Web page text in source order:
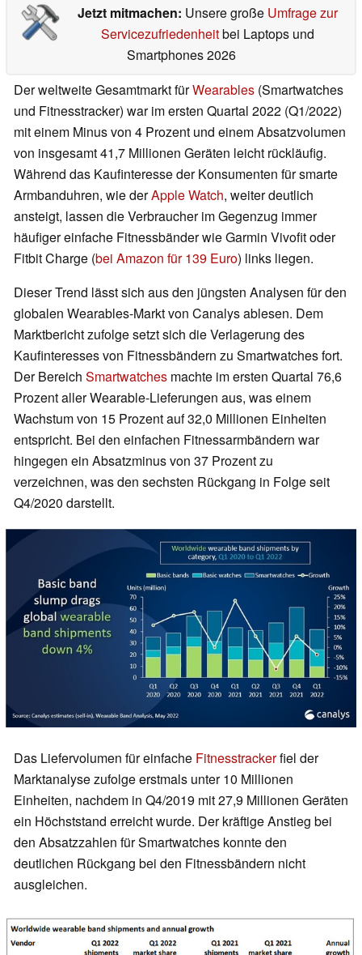
Jetzt mitmachen: Unsere große Umfrage zur
Servicezufriedenheitbei Laptops und
Smartphones 2026
Der weltweite Gesamtmarkt fürWearables (Smartwatches
und Fitnesstracker) war im ersten Quartal 2022 (Q1/2022)
mit einem Minus von 4 Prozent und einem Absatzvolumen
von insgesamt 41,7 Millionen Geräten leicht rückläufig.
Während das Kaufinteresse der Konsumenten für smarte
Armbanduhren, wie derApple Watch, weiter deutlich
ansteigt, lassen die Verbraucher im Gegenzug immer
häufiger einfache Fitnessbänder wie Garmin Vivofit oder
Fitbit Charge (bei Amazon für 139 Euro) links liegen.
Dieser Trend lässt sich aus den jüngsten Analysen für den
globalen Wearables-Markt von Canalys ablesen. Dem
Marktbericht zufolge setzt sich die Verlagerung des
Kaufinteresses von Fitnessbändern zu Smartwatches fort.
Der Bereich Smartwatches machte im ersten Quartal 76,6
Prozent aller Wearable-Lieferungen aus, was einem
Wachstum von 15 Prozent auf 32,0 Millionen Einheiten
entspricht. Bei den einfachen Fitnessarmbändern war
hingegen ein Absatzminus von 37 Prozent zu
verzeichnen, was den sechsten Rückgang in Folge seit
Q4/2020 darstellt.
Das Liefervolumen für einfache Fitnesstrackerfiel der
Marktanalyse zufolge erstmals unter 10 Millionen
Einheiten, nachdem in Q4/2019 mit 27,9 Millionen Geräten
ein Höchststand erreicht wurde. Der kräftige Anstieg bei
den Absatzzahlen für Smartwatches konnte den
deutlichen Rückgang bei den Fitnessbändern nicht
ausgleichen.